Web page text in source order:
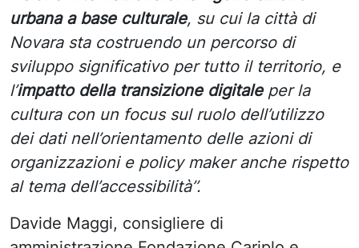
urbana a base culturale, su cui la città di
Novara sta costruendo un percorso di
sviluppo significativo per tutto il territorio, e
l’impatto della transizione digitaleper la
cultura con un focus sul ruolo dell’utilizzo
dei dati nell’orientamento delle azioni di
organizzazioni e policy maker anche rispetto
al tema dell’accessibilità’’.
Davide Maggi, consigliere di